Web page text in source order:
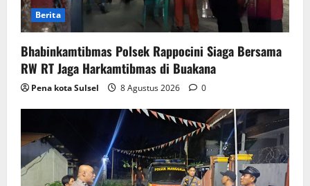
Berita
Bhabinkamtibmas Polsek Rappocini Siaga Bersama
RW RT Jaga Harkamtibmas di Buakana
Pena kota Sulsel 8 Agustus 2026 0